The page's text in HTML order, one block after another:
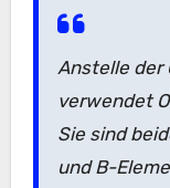
Anstelle der
verwendet
Sie sind
und B-